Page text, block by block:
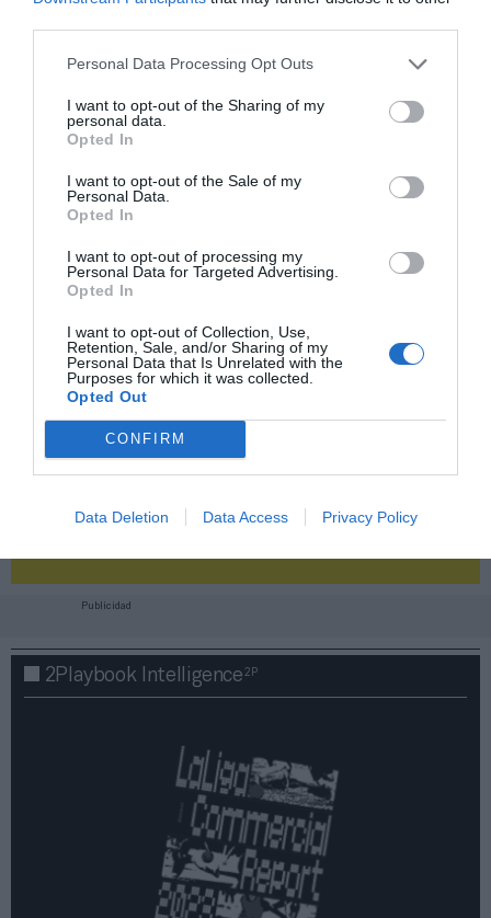
Personal Data Processing Opt Outs
I want to opt-out of the Sharing of my
personal data.
Opted In
I want to opt-out of the Sale of my
Personal Data.
Opted In
I want to opt-out of processing my
Personal Data for Targeted Advertising.
Opted In
I want to opt-out of Collection, Use,
Retention, Sale, and/or Sharing of my
Personal Data that Is Unrelated with the
Purposes for which it was collected.
Opted Out
CONFIRM
Data Deletion Data Access Privacy Policy
¡Haz click aquí y accede sin límites a contenidos
Publicidad
2Playbook Intelligence2P